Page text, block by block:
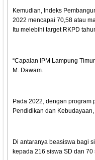
Kemudian, Indeks
2022 mencapai 70,58 atau
Itu melebihi target RKPD
“Capaian IPM Lampung
M. Dawam.
Pada 2022, dengan
Pendidikan dan
Di antaranya beasiswa bagi
kepada 216 siswa SD dan 70